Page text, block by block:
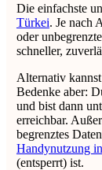
Die einfachste
Türkei. Je nach
oder
schneller,
Alternativ
Bedenke aber:
und bist dann
erreichbar.
begrenztes
Handynutzung
(entsperrt) ist.